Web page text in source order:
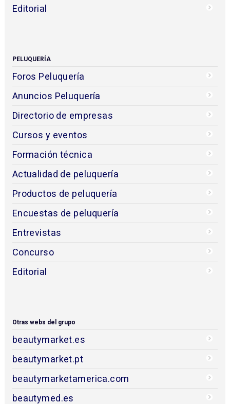
Editorial
PELUQUERÍA
Foros Peluquería
Anuncios Peluquería
Directorio de empresas
Cursos y eventos
Formación técnica
Actualidad de peluquería
Productos de peluquería
Encuestas de peluquería
Entrevistas
Concurso
Editorial
Otras webs del grupo
beautymarket.es
beautymarket.pt
beautymarketamerica.com
beautymed.es